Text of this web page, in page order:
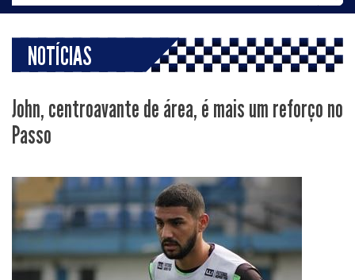
NOTÍCIAS
John, centroavante de área, é mais um reforço no
Passo